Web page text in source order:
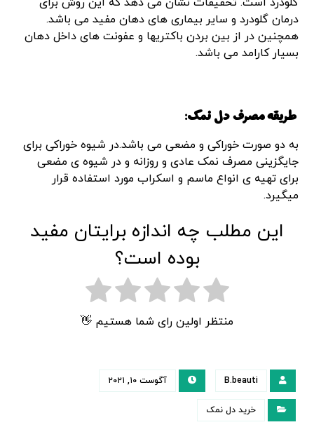
درمان گلودرد و سایر بیماری های دهان مفید می باشد.
همچنین در از بین بردن باکتریها و عفونت های داخل دهان
بسیار کارامد می باشد.
طریقه مصرف دل نمک:
به دو صورت خوراکی و مضعی می باشد.در شیوه خوراکی برای
جایگزینی مصرف نمک عادی و روزانه و در شیوه ی مضعی
برای تهیه ی انواع ماسم و اسکراب مورد استفاده قرار
میگیرد.
این مطلب چه اندازه برایتان مفید
بوده است؟
منتظر اولین رای شما هستیم 👋
B.beauti آگوست ۱۰, ۲۰۲۱
خرید دل نمک